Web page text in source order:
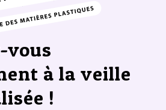
vous
à la veille
!